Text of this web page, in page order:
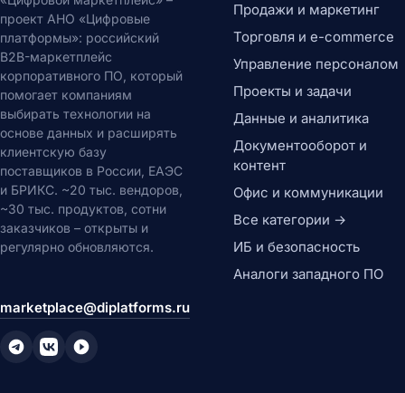
проект АНО «Цифровые
платформы»: российский
B2B-маркетплейс
корпоративного ПО, который
помогает компаниям
выбирать технологии на
основе данных и расширять
клиентскую базу
поставщиков в России, ЕАЭС
и БРИКС. ~20 тыс. вендоров,
~30 тыс. продуктов, сотни
заказчиков – открыты и
регулярно обновляются.
marketplace@diplatforms.ru
Продажи и маркетинг
Торговля и e-commerce
Управление персоналом
Проекты и задачи
Данные и аналитика
Документооборот и
контент
Офис и коммуникации
Все категории →
ИБ и безопасность
Аналоги западного ПО